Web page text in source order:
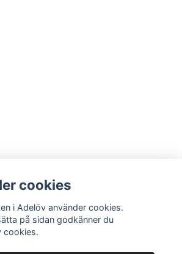
cookies
i Adelöv använder cookies.
på sidan godkänner du
cookies.